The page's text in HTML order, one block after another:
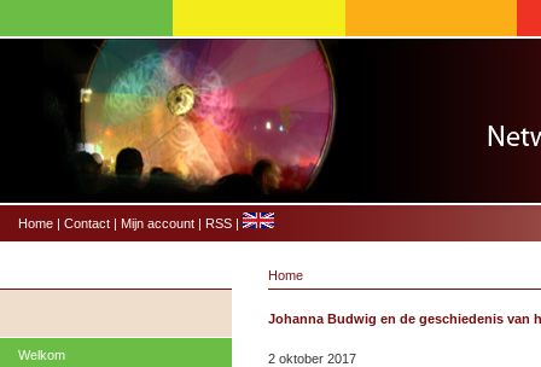
Home | Contact | Mijn account | RSS |
Welkom
Home
Johanna Budwig en de geschiedenis van
2 oktober 2017